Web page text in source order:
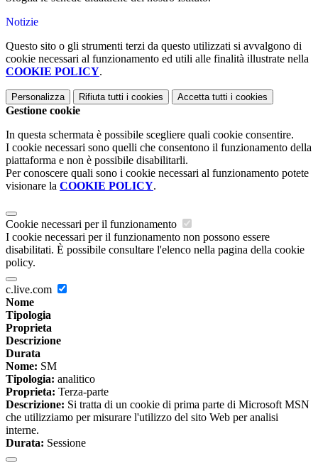
Notizie
Questo sito o gli strumenti terzi da questo utilizzati si avvalgono di
cookie necessari al funzionamento ed utili alle finalità illustrate nella
COOKIE POLICY.
Personalizza Rifiuta tutti i cookies Accetta tutti i cookies
Gestione cookie
In questa schermata è possibile scegliere quali cookie consentire.
I cookie necessari sono quelli che consentono il funzionamento della
piattaforma e non è possibile disabilitarli.
Per conoscere quali sono i cookie necessari al funzionamento potete
visionare la COOKIE POLICY.
Cookie necessari per il funzionamento
I cookie necessari per il funzionamento non possono essere
disabilitati. È possibile consultare l'elenco nella pagina della cookie
policy.
c.live.com
Nome
Tipologia
Proprieta
Descrizione
Durata
Nome: SM
Tipologia: analitico
Proprieta: Terza-parte
Descrizione: Si tratta di un cookie di prima parte di Microsoft MSN
che utilizziamo per misurare l'utilizzo del sito Web per analisi
interne.
Durata: Sessione